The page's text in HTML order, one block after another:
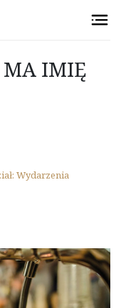
MA IMIĘ
Wydarzenia